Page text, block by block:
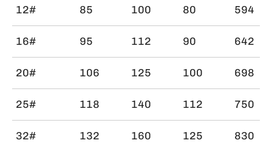
12# 85 100 80 594
16# 95 112 90 642
20# 106 125 100 698
25# 118 140 112 750
32# 132 160 125 830